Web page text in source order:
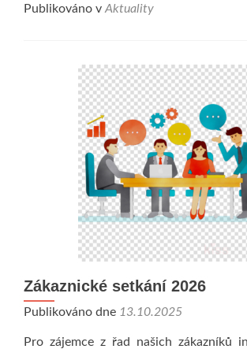
Publikováno v Aktuality
Zákaznické setkání 2026
Publikováno dne 13.10.2025
Pro zájemce z řad našich zákazníků